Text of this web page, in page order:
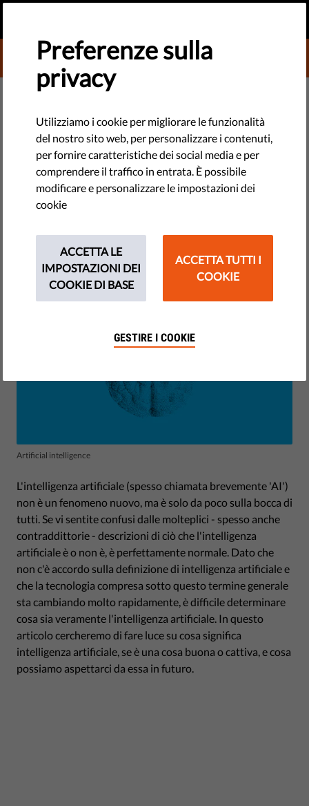
DONATE TO LIBERTIES
TECHNOLOGIE E DIRITTI
Intelligenza artificiale For
Dummies - Guida per principianti
Cos'è l'intelligenza artificiale? Perché è artificiale? È davvero
intelligente? Così tante domande. Qui vi daremo le risposte.
by Aszodi Nikolett
maggio 17, 2021
Artificial intelligence
L'intelligenza artificiale (spesso chiamata brevemente 'AI')
non è un fenomeno nuovo, ma è solo da poco sulla bocca di
tutti. Se vi sentite confusi dalle molteplici - spesso anche
contraddittorie - descrizioni di ciò che l'intelligenza
artificiale è o non è, è perfettamente normale. Dato che
non c'è accordo sulla definizione di intelligenza artificiale e
che la tecnologia compresa sotto questo termine generale
sta cambiando molto rapidamente, è difficile determinare
cosa sia veramente l'intelligenza artificiale. In questo
articolo cercheremo di fare luce su cosa significa
intelligenza artificiale, se è una cosa buona o cattiva, e cosa
possiamo aspettarci da essa in futuro.
Preferenze sulla
privacy
Utilizziamo i cookie per migliorare le funzionalità
del nostro sito web, per personalizzare i contenuti,
per fornire caratteristiche dei social media e per
comprendere il traffico in entrata. È possibile
modificare e personalizzare le impostazioni dei
cookie
ACCETTA LE
IMPOSTAZIONI DEI
COOKIE DI BASE
ACCETTA TUTTI I
COOKIE
GESTIRE I COOKIE